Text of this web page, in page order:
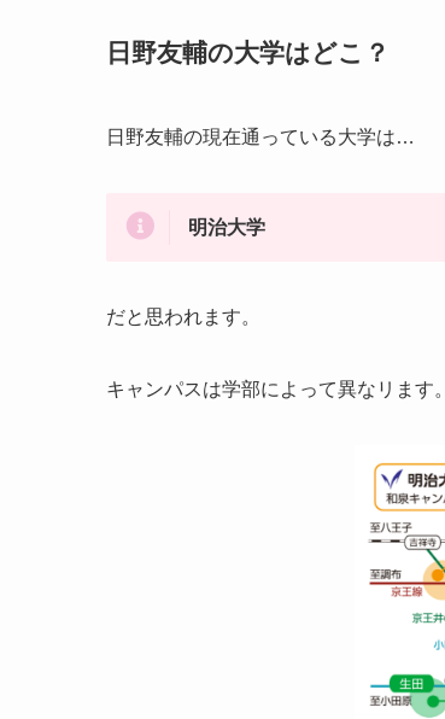
日野友輔の大学はどこ？
日野友輔の現在通っている大学は…
明治大学
だと思われます。
キャンパスは学部によって異なリます。